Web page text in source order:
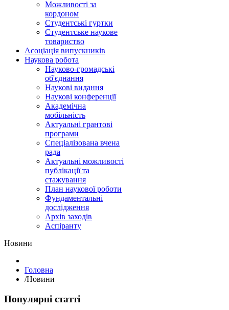
Можливості за
кордоном
Студентські гуртки
Студентське наукове
товариство
Асоціація випускників
Наукова робота
Науково-громадські
об'єднання
Наукові видання
Наукові конференції
Академічна
мобільність
Актуальні грантові
програми
Спеціалізована вчена
рада
Актуальні можливості
публікації та
стажування
План наукової роботи
Фундаментальні
дослідження
Архів заходів
Аспіранту
Hовини
Головна
/Hовини
Популярні статті